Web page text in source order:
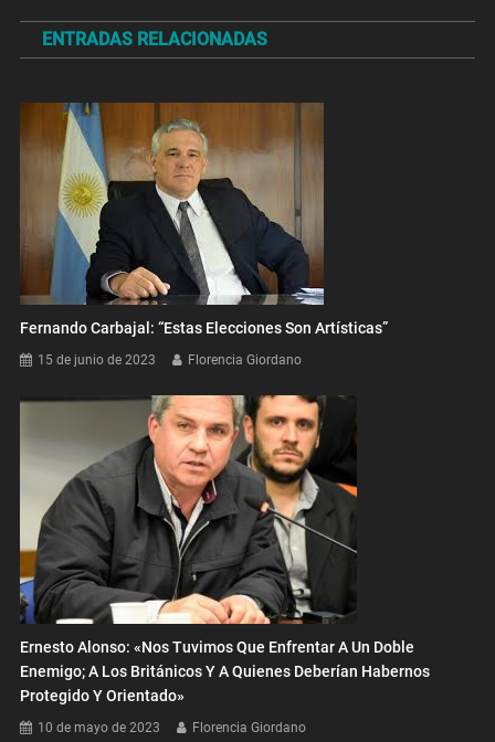
de
entradas
ENTRADAS RELACIONADAS
Fernando Carbajal: “Estas Elecciones Son Artísticas”
15 de junio de 2023 Florencia Giordano
Ernesto Alonso: «Nos Tuvimos Que Enfrentar A Un Doble
Enemigo; A Los Británicos Y A Quienes Deberían Habernos
Protegido Y Orientado»
10 de mayo de 2023 Florencia Giordano